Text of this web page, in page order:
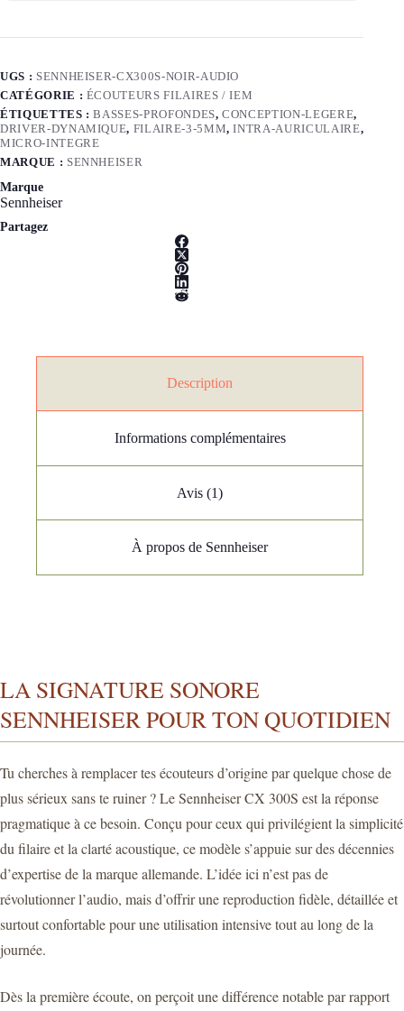
UGS : SENNHEISER-CX300S-NOIR-AUDIO
CATÉGORIE : ÉCOUTEURS FILAIRES / IEM
ÉTIQUETTES :BASSES-PROFONDES,CONCEPTION-LEGERE,
DRIVER-DYNAMIQUE, FILAIRE-3-5MM,INTRA-AURICULAIRE,
MICRO-INTEGRE
MARQUE : SENNHEISER
Marque
Sennheiser
Partagez
Description
Informations complémentaires
Avis (1)
À propos de Sennheiser
LA SIGNATURE SONORE
SENNHEISER POUR TON QUOTIDIEN
Tu cherches à remplacer tes écouteurs d’origine par quelque chose de
plus sérieux sans te ruiner ? Le Sennheiser CX 300S est la réponse
pragmatique à ce besoin. Conçu pour ceux qui privilégient la simplicité
du filaire et la clarté acoustique, ce modèle s’appuie sur des décennies
d’expertise de la marque allemande. L’idée ici n’est pas de
révolutionner l’audio, mais d’offrir une reproduction fidèle, détaillée et
surtout confortable pour une utilisation intensive tout au long de la
journée.
Dès la première écoute, on perçoit une différence notable par rapport